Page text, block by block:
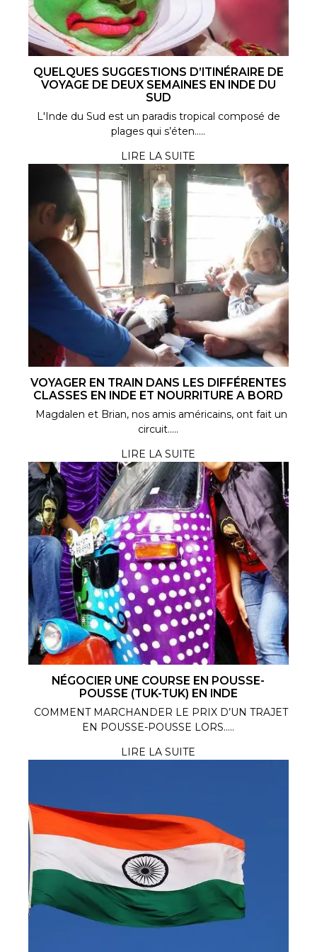
QUELQUES SUGGESTIONS D’ITINÉRAIRE DE
VOYAGE DE DEUX SEMAINES EN INDE DU
SUD
L'Inde du Sud est un paradis tropical composé de
plages qui s’éten.....
LIRE LA SUITE
VOYAGER EN TRAIN DANS LES DIFFÉRENTES
CLASSES EN INDE ET NOURRITURE A BORD
Magdalen et Brian, nos amis américains, ont fait un
circuit.....
LIRE LA SUITE
NÉGOCIER UNE COURSE EN POUSSE-
POUSSE (TUK-TUK) EN INDE
COMMENT MARCHANDER LE PRIX D’UN TRAJET
EN POUSSE-POUSSE LORS.....
LIRE LA SUITE